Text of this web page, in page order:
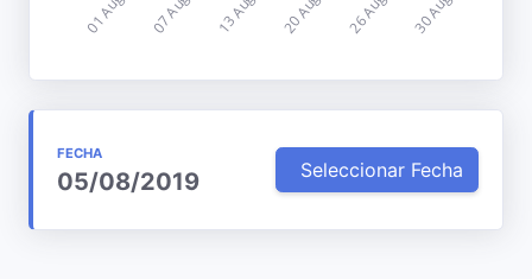
FECHA
05/08/2019 Seleccionar Fecha